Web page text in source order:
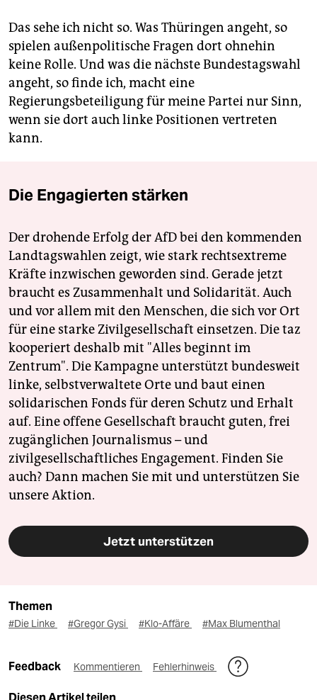
Das sehe ich nicht so. Was Thüringen angeht, so
spielen außenpolitische Fragen dort ohnehin
keine Rolle. Und was die nächste Bundestagswahl
angeht, so finde ich, macht eine
Regierungsbeteiligung für meine Partei nur Sinn,
wenn sie dort auch linke Positionen vertreten
kann.
Die Engagierten stärken
Der drohende Erfolg der AfD bei den kommenden
Landtagswahlen zeigt, wie stark rechtsextreme
Kräfte inzwischen geworden sind. Gerade jetzt
braucht es Zusammenhalt und Solidarität. Auch
und vor allem mit den Menschen, die sich vor Ort
für eine starke Zivilgesellschaft einsetzen. Die taz
kooperiert deshalb mit "Alles beginnt im
Zentrum". Die Kampagne unterstützt bundesweit
linke, selbstverwaltete Orte und baut einen
solidarischen Fonds für deren Schutz und Erhalt
auf. Eine offene Gesellschaft braucht guten, frei
zugänglichen Journalismus – und
zivilgesellschaftliches Engagement. Finden Sie
auch? Dann machen Sie mit und unterstützen Sie
unsere Aktion.
Jetzt unterstützen
Themen
#Die Linke #Gregor Gysi #Klo-Affäre #Max Blumenthal
Feedback Kommentieren Fehlerhinweis